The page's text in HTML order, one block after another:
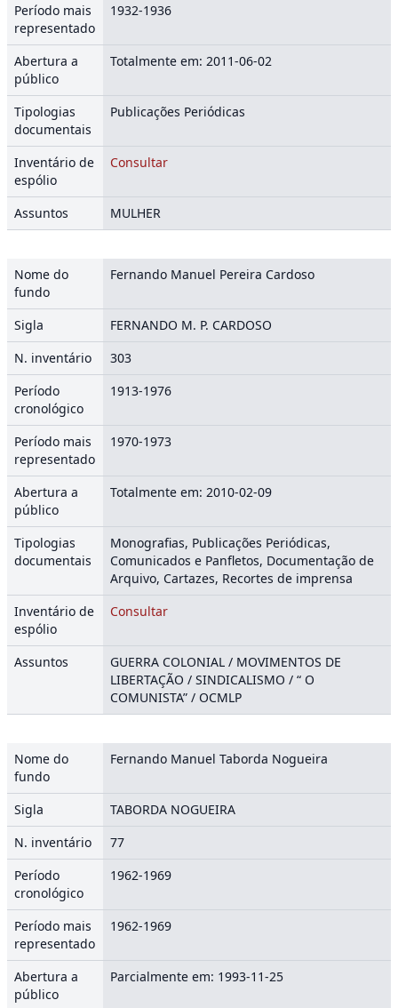
Período mais
representado
1932-1936
Abertura a
público
Totalmente em: 2011-06-02
Tipologias
documentais
Publicações Periódicas
Inventário de
espólio
Consultar
Assuntos MULHER
Nome do
fundo
Fernando Manuel Pereira Cardoso
Sigla
FERNANDO M. P. CARDOSO
N. inventário
303
Período
cronológico
1913-1976
Período mais
representado
1970-1973
Abertura a
público
Totalmente em: 2010-02-09
Tipologias
documentais
Monografias, Publicações Periódicas,
Comunicados e Panfletos, Documentação de
Arquivo, Cartazes, Recortes de imprensa
Inventário de
espólio
Consultar
Assuntos
GUERRA COLONIAL / MOVIMENTOS DE
LIBERTAÇÃO / SINDICALISMO / “ O
COMUNISTA” / OCMLP
Nome do
fundo
Fernando Manuel Taborda Nogueira
Sigla
TABORDA NOGUEIRA
N. inventário
77
Período
cronológico
1962-1969
Período mais
representado
1962-1969
Abertura a
público
Parcialmente em: 1993-11-25